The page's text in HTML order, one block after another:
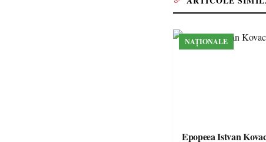
NAȚIONALE
Epopeea Istvan